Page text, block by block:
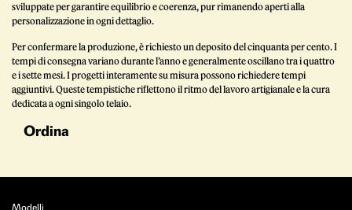
sviluppate per garantire equilibrio e coerenza, pur rimanendo aperti alla
personalizzazione in ogni dettaglio.
Per confermare la produzione, è richiesto un deposito del cinquanta per cento. I
tempi di consegna variano durante l’anno e generalmente oscillano tra i quattro
e i sette mesi. I progetti interamente su misura possono richiedere tempi
aggiuntivi. Queste tempistiche riflettono il ritmo del lavoro artigianale e la cura
dedicata a ogni singolo telaio.
Ordina
Modelli